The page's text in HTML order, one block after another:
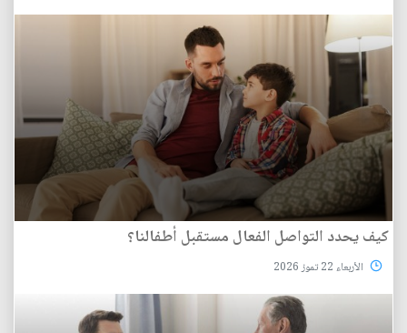
كيف يحدد التواصل الفعال مستقبل أطفالنا؟
الأربعاء 22 تموز 2026